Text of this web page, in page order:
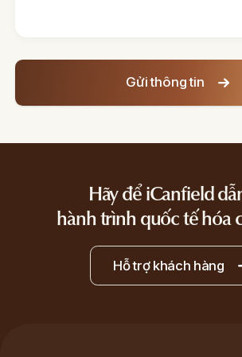
Gửi thông tin
Hãy để iCanfield
hành trình quốc tế hóa
Hỗ trợ khách hàng